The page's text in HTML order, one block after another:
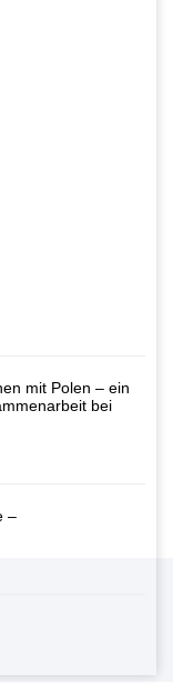
mit Polen – ein
bei
–